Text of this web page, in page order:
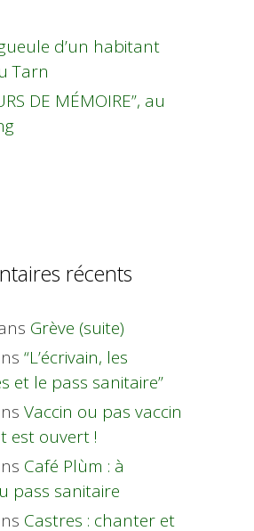
d’un habitant
Tarn
DE MÉMOIRE”, au
récents
Grève (suite)
“L’écrivain, les
et le pass sanitaire”
Vaccin ou pas vaccin
est ouvert !
Café Plùm : à
pass sanitaire
Castres : chanter et